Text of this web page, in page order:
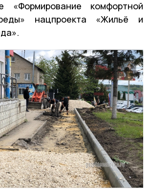
«Формирование комфортной
нацпроекта «Жильё и